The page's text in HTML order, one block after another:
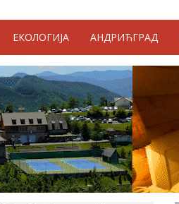
ЕКОЛОГИЈА АНДРИЋГРАД